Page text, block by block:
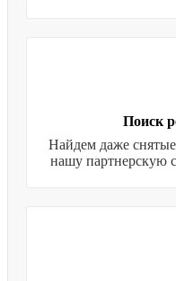
Поиск
Найдем даже снятые
нашу партнерскую